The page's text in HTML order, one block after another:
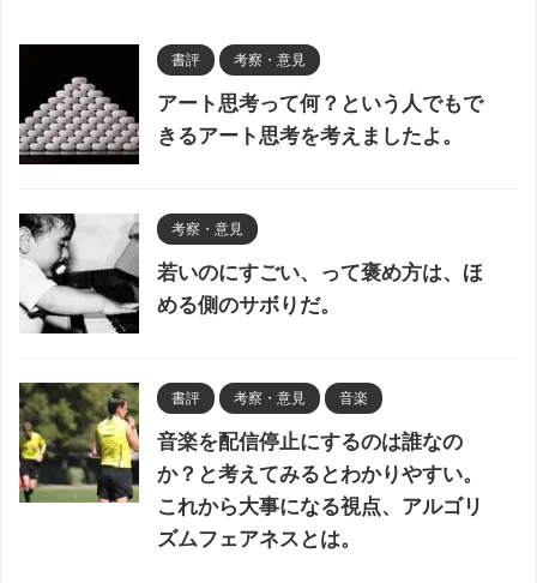
書評 考察・意見
アート思考って何？という人でもで
きるアート思考を考えましたよ。
考察・意見
若いのにすごい、って褒め方は、ほ
める側のサボりだ。
書評 考察・意見 音楽
音楽を配信停止にするのは誰なの
か？と考えてみるとわかりやすい。
これから大事になる視点、アルゴリ
ズムフェアネスとは。